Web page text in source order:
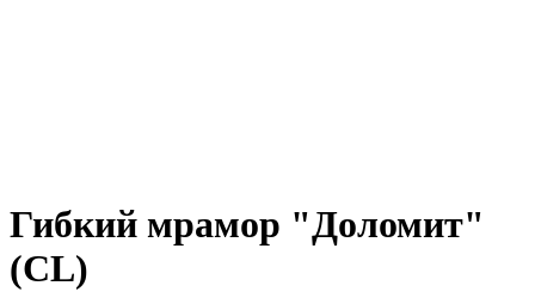
Гибкий мрамор "Доломит"
(CL)